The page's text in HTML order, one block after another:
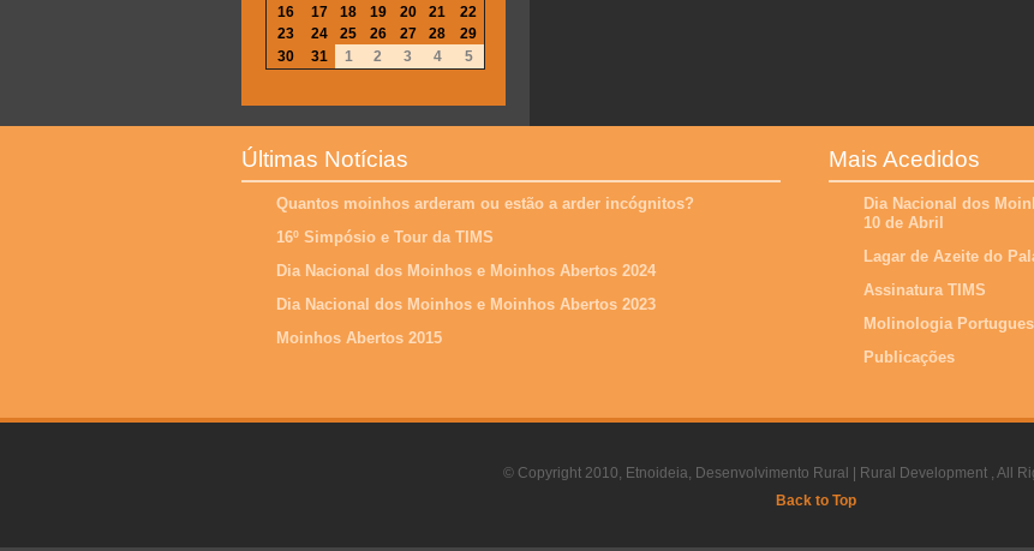
16
17 18 19 20 21
22
23
24 25 26 27 28
29
30
31 1 2 3 4 5
Últimas Notícias
Quantos moinhos arderam ou estão a arder incógnitos?
16º Simpósio e Tour da TIMS
Dia Nacional dos Moinhos e Moinhos Abertos 2024
Dia Nacional dos Moinhos e Moinhos Abertos 2023
Moinhos Abertos 2015
Mais Acedidos
Dia Nacional dos
10 de Abril
Lagar de Azeite do
Assinatura TIMS
Molinologia
Publicações
© Copyright 2010, Etnoideia, Desenvolvimento Rural | Rural Development , All
Back to Top